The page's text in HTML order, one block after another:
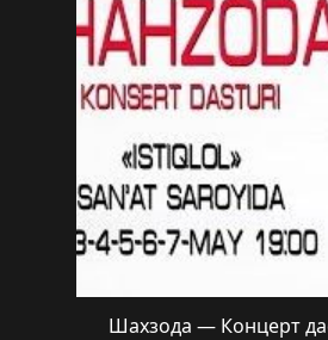
Шахзода — Концерт